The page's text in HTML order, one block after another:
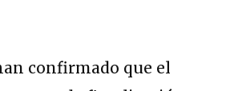
confirmado que el